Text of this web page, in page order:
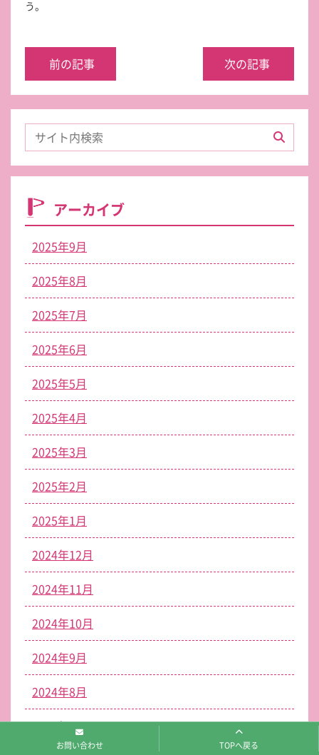
う。
前の記事 次の記事
アーカイブ
2025年9月
2025年8月
2025年7月
2025年6月
2025年5月
2025年4月
2025年3月
2025年2月
2025年1月
2024年12月
2024年11月
2024年10月
2024年9月
2024年8月
2024年7月
お問い合わせ TOPへ戻る